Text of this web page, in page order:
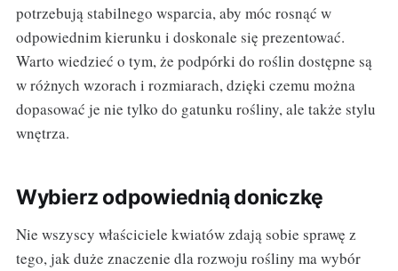
potrzebują stabilnego wsparcia, aby móc rosnąć w
odpowiednim kierunku i doskonale się prezentować.
Warto wiedzieć o tym, że podpórki do roślin dostępne są
w różnych wzorach i rozmiarach, dzięki czemu można
dopasować je nie tylko do gatunku rośliny, ale także stylu
wnętrza.
Wybierz odpowiednią doniczkę
Nie wszyscy właściciele kwiatów zdają sobie sprawę z
tego, jak duże znaczenie dla rozwoju rośliny ma wybór